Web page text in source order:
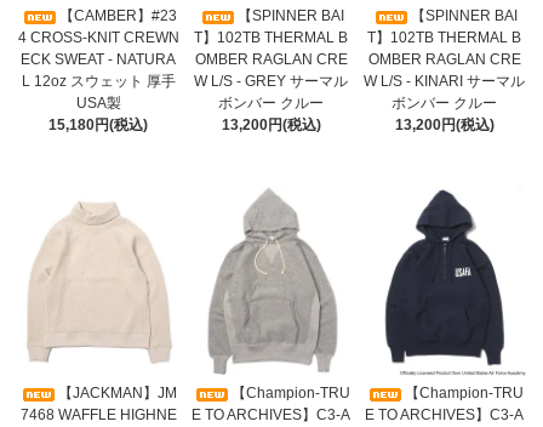
【CAMBER】#23
4 CROSS-KNIT CREWN
ECK SWEAT - NATURA
L 12oz スウェット 厚手
USA製
15,180円(税込)
【SPINNER BAI
T】102TB THERMAL B
OMBER RAGLAN CRE
W L/S - GREY サーマル
ボンバー クルー
13,200円(税込)
【SPINNER BAI
T】102TB THERMAL B
OMBER RAGLAN CRE
W L/S - KINARI サーマル
ボンバー クルー
13,200円(税込)
【JACKMAN】JM
7468 WAFFLE HIGHNE
【Champion-TRU
E TO ARCHIVES】C3-A
【Champion-TRU
E TO ARCHIVES】C3-A